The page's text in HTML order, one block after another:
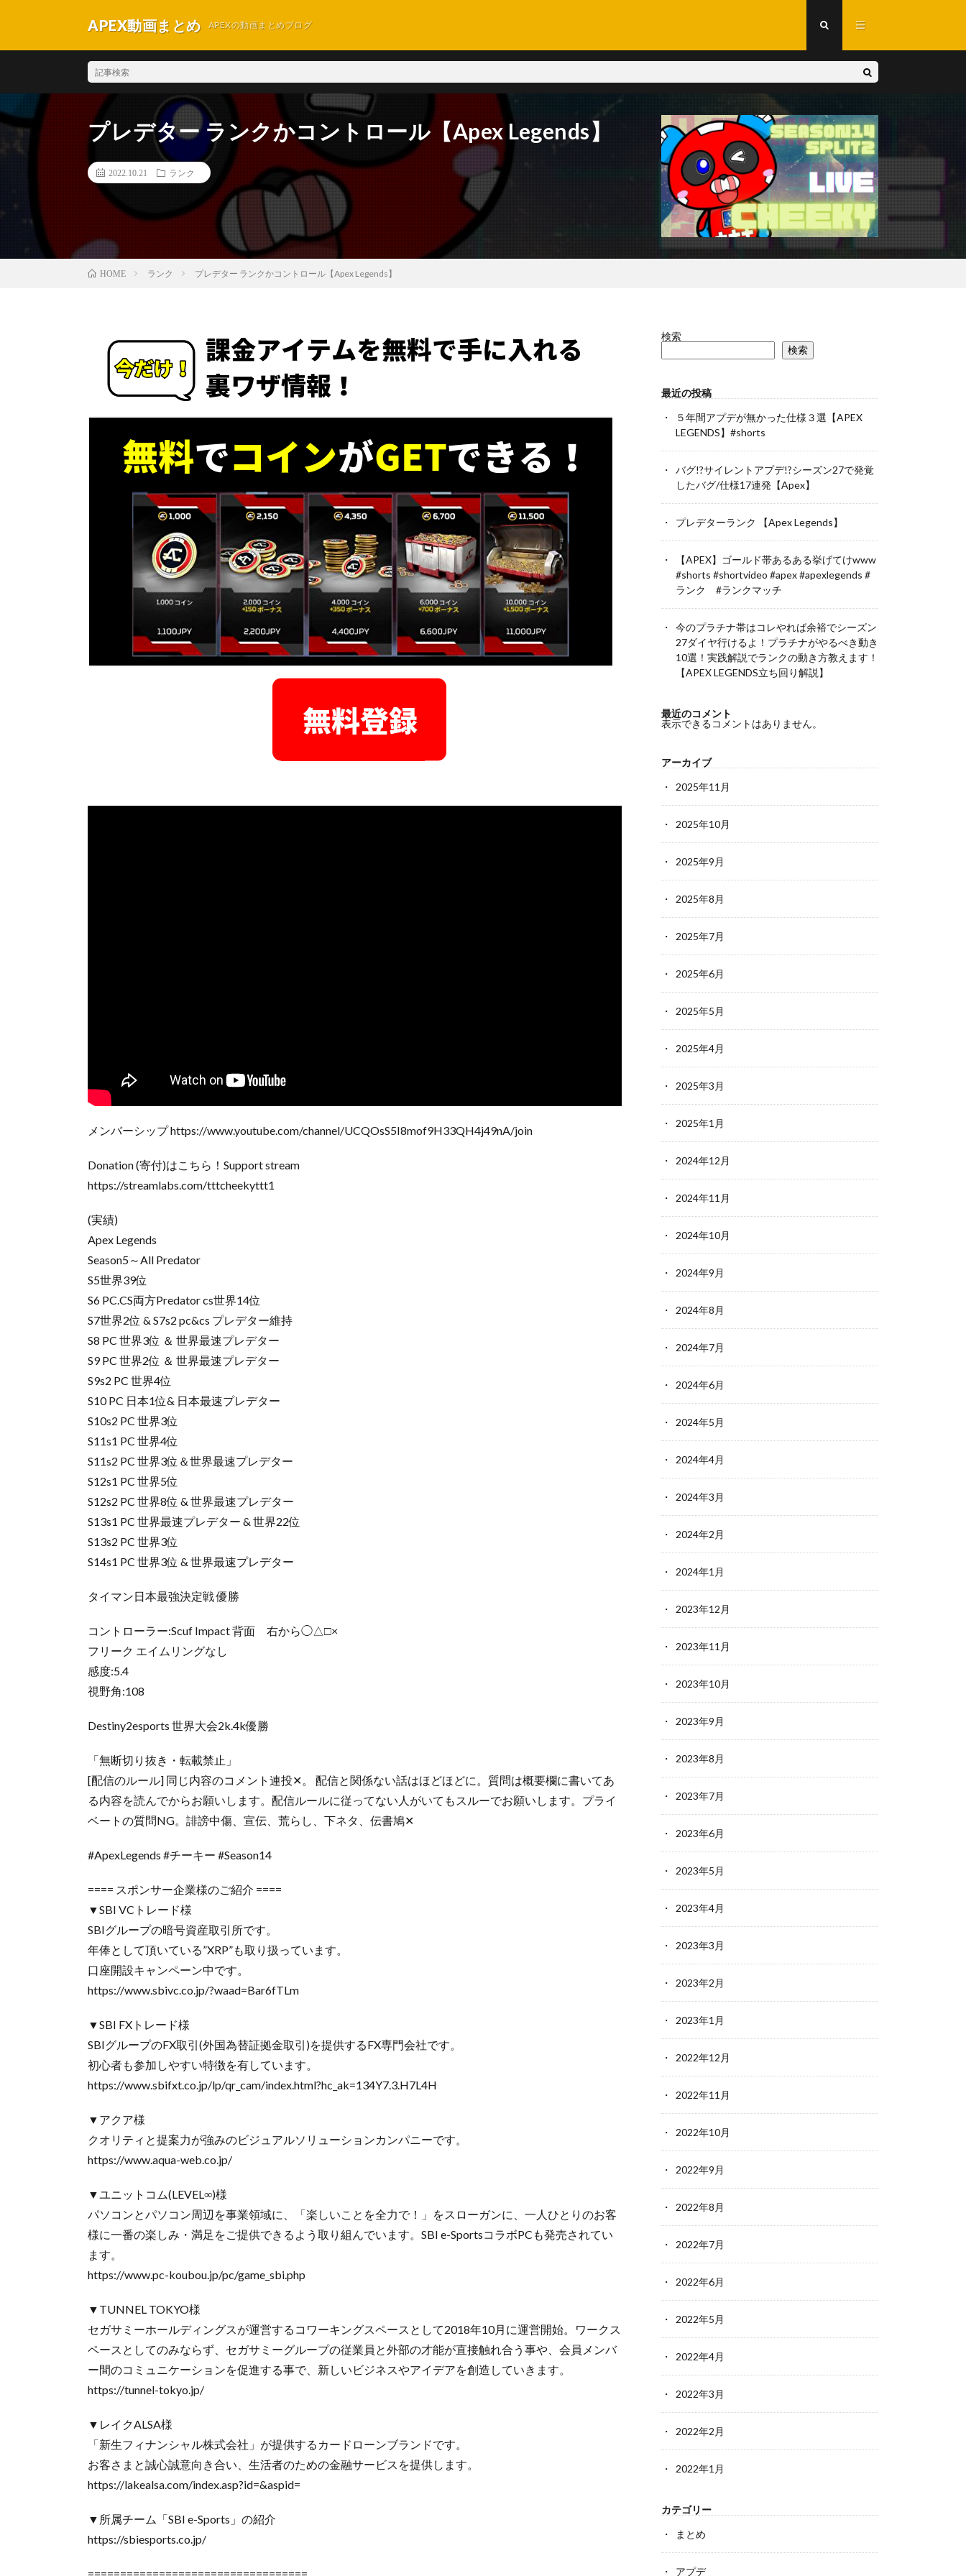
APEX動画まとめ APEXの動画まとめブログ
プレデター ランクかコントロール【Apex Legends】
2022.10.21 ランク
HOME ランク プレデター ランクかコントロール【Apex Legends】
メンバーシップ https://www.youtube.com/channel/UCQOsS5I8mof9H33QH4j49nA/join
Donation (寄付)はこちら！Support stream
https://streamlabs.com/tttcheekyttt1
(実績)
Apex Legends
Season5～All Predator
S5世界39位
S6 PC.CS両方Predator cs世界14位
S7世界2位 & S7s2 pc&cs プレデター維持
S8 PC 世界3位 ＆ 世界最速プレデター
S9 PC 世界2位 ＆ 世界最速プレデター
S9s2 PC 世界4位
S10 PC 日本1位& 日本最速プレデター
S10s2 PC 世界3位
S11s1 PC 世界4位
S11s2 PC 世界3位＆世界最速プレデター
S12s1 PC 世界5位
S12s2 PC 世界8位 & 世界最速プレデター
S13s1 PC 世界最速プレデター & 世界22位
S13s2 PC 世界3位
S14s1 PC 世界3位 & 世界最速プレデター
タイマン日本最強決定戦 優勝
コントローラー:Scuf Impact 背面 右から◯△□×
フリーク エイムリングなし
感度:5.4
視野角:108
Destiny2esports 世界大会2k.4k優勝
「無断切り抜き・転載禁止」
[配信のルール] 同じ内容のコメント連投✕。 配信と関係ない話はほどほどに。質問は概要欄に書いてあ
る内容を読んでからお願いします。配信ルールに従ってない人がいてもスルーでお願いします。プライ
ベートの質問NG。誹謗中傷、宣伝、荒らし、下ネタ、伝書鳩✕
#ApexLegends #チーキー #Season14
==== スポンサー企業様のご紹介 ====
▼SBI VCトレード様
SBIグループの暗号資産取引所です。
年俸として頂いている”XRP”も取り扱っています。
口座開設キャンペーン中です。
https://www.sbivc.co.jp/?waad=Bar6fTLm
▼SBI FXトレード様
SBIグループのFX取引(外国為替証拠金取引)を提供するFX専門会社です。
初心者も参加しやすい特徴を有しています。
https://www.sbifxt.co.jp/lp/qr_cam/index.html?hc_ak=134Y7.3.H7L4H
▼アクア様
クオリティと提案力が強みのビジュアルソリューションカンパニーです。
https://www.aqua-web.co.jp/
▼ユニットコム(LEVEL∞)様
パソコンとパソコン周辺を事業領域に、「楽しいことを全力で！」をスローガンに、一人ひとりのお客
様に一番の楽しみ・満足をご提供できるよう取り組んでいます。SBI e-SportsコラボPCも発売されてい
ます。
https://www.pc-koubou.jp/pc/game_sbi.php
▼TUNNEL TOKYO様
セガサミーホールディングスが運営するコワーキングスペースとして2018年10月に運営開始。ワークス
ペースとしてのみならず、セガサミーグループの従業員と外部の才能が直接触れ合う事や、会員メンバ
ー間のコミュニケーションを促進する事で、新しいビジネスやアイデアを創造していきます。
https://tunnel-tokyo.jp/
▼レイクALSA様
「新生フィナンシャル株式会社」が提供するカードローンブランドです。
お客さまと誠心誠意向き合い、生活者のための金融サービスを提供します。
https://lakealsa.com/index.asp?id=&aspid=
▼所属チーム「SBI e-Sports」の紹介
https://sbiesports.co.jp/
検索
検索
最近の投稿
５年間アプデが無かった仕様３選【APEX
LEGENDS】#shorts
バグ!?サイレントアプデ!?シーズン27で発覚
したバグ/仕様17連発【Apex】
プレデターランク 【Apex Legends】
【APEX】ゴールド帯あるある挙げてけwww
#shorts #shortvideo #apex #apexlegends #
ランク #ランクマッチ
今のプラチナ帯はコレやれば余裕でシーズン
27ダイヤ行けるよ！プラチナがやるべき動き
10選！実践解説でランクの動き方教えます！
【APEX LEGENDS立ち回り解説】
最近のコメント
表示できるコメントはありません。
アーカイブ
2025年11月
2025年10月
2025年9月
2025年8月
2025年7月
2025年6月
2025年5月
2025年4月
2025年3月
2025年1月
2024年12月
2024年11月
2024年10月
2024年9月
2024年8月
2024年7月
2024年6月
2024年5月
2024年4月
2024年3月
2024年2月
2024年1月
2023年12月
2023年11月
2023年10月
2023年9月
2023年8月
2023年7月
2023年6月
2023年5月
2023年4月
2023年3月
2023年2月
2023年1月
2022年12月
2022年11月
2022年10月
2022年9月
2022年8月
2022年7月
2022年6月
2022年5月
2022年4月
2022年3月
2022年2月
2022年1月
カテゴリー
まとめ
アプデ